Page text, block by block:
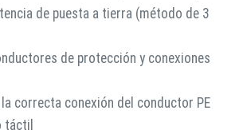
de puesta a tierra (método de 3
de protección y conexiones
correcta conexión del conductor PE
táctil